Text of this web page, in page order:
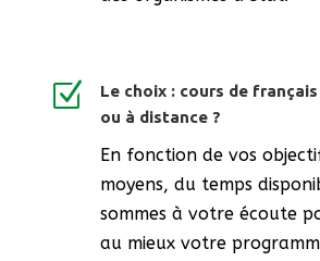
Z
Le choix : cours de
ou à distance ?
En fonction de vos
moyens, du temps
sommes à votre écoute
au mieux votre